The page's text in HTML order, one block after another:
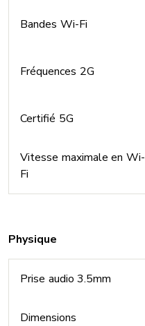
Bandes Wi-Fi
Fréquences 2G
Certifié 5G
Vitesse maximale en Wi-
Fi
Physique
Prise audio 3.5mm
Dimensions